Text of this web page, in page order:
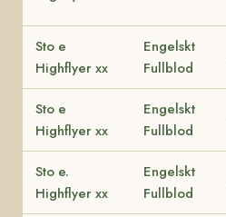
Sto e
Highflyer xx
Engelskt
Fullblod
Sto e
Highflyer xx
Engelskt
Fullblod
Sto e.
Highflyer xx
Engelskt
Fullblod